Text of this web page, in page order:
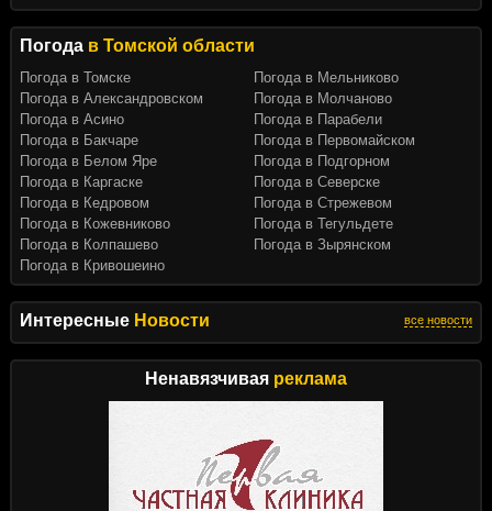
Интересные Новости все новости
Ненавязчивая реклама
Погода в Томской области
Погода в Томске
Погода в Александровском
Погода в Асино
Погода в Бакчаре
Погода в Белом Яре
Погода в Каргаске
Погода в Кедровом
Погода в Кожевниково
Погода в Колпашево
Погода в Кривошеино
Погода в Мельниково
Погода в Молчаново
Погода в Парабели
Погода в Первомайском
Погода в Подгорном
Погода в Северске
Погода в Стрежевом
Погода в Тегульдете
Погода в Зырянском